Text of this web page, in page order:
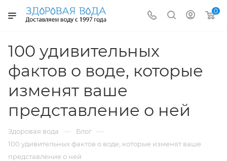
0
100 удивительных
фактов о воде, которые
изменят ваше
представление о ней
Здоровая вода — Блог —
100 удивительных фактов о воде, которые изменят ваше
представление о ней